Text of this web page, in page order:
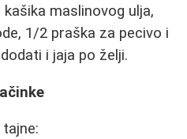
maslinovog ulja,
1/2 praška za pecivo i
i jaja po želji.